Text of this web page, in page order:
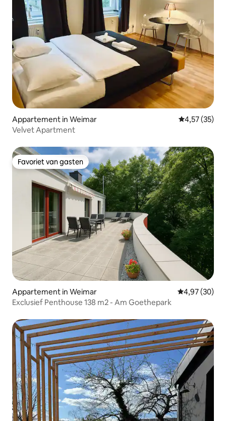
Appartement in Weimar Gemiddelde
4,57 (35)
Velvet Apartment
Favoriet van gasten
Favoriet van gasten
Appartement in Weimar Gemiddelde
4,97 (30)
Exclusief Penthouse 138 m2 - Am Goethepark